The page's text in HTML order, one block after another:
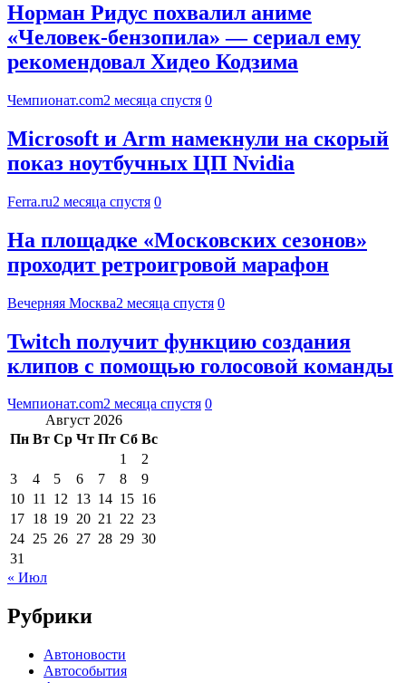
Норман Ридус похвалил аниме
«Человек-бензопила» — сериал ему
рекомендовал Хидео Кодзима
Чемпионат.com2 месяца спустя 0
Microsoft и Arm намекнули на скорый
показ ноутбучных ЦП Nvidia
Ferra.ru2 месяца спустя 0
На площадке «Московских сезонов»
проходит ретроигровой марафон
Вечерняя Москва2 месяца спустя 0
Twitch получит функцию создания
клипов с помощью голосовой команды
Чемпионат.com2 месяца спустя 0
Август 2026
Пн Вт Ср Чт Пт Сб Вс
1
2
3
4 5 6 7 8
9
10 11 12 13 14 15 16
17 18 19 20 21 22 23
24 25 26 27 28 29 30
31
« Июл
Рубрики
Автоновости
Автособытия